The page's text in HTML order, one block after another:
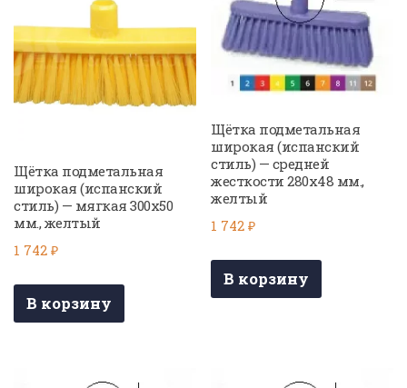
Щётка подметальная
широкая (испанский
стиль) — мягкая 300х50
мм., желтый
1 742 ₽
В корзину
Щётка подметальная
широкая (испанский
стиль) — средней
жесткости 280х48 мм.,
желтый
1 742₽
В корзину